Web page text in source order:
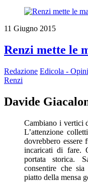
11 Giugno 2015
Renzi mette le
Redazione Edicola -
Renzi
Davide
Cambiano i vertici
L’attenzione
dovrebbero essere
incaricati di fare.
portata storica.
consentire che
piatto della mensa